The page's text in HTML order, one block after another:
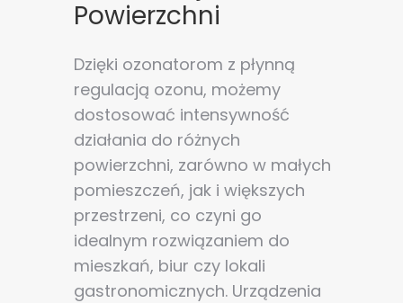
Powierzchni
Dzięki ozonatorom z płynną
regulacją ozonu, możemy
dostosować intensywność
działania do różnych
powierzchni, zarówno w małych
pomieszczeń, jak i większych
przestrzeni, co czyni go
idealnym rozwiązaniem do
mieszkań, biur czy lokali
gastronomicznych. Urządzenia